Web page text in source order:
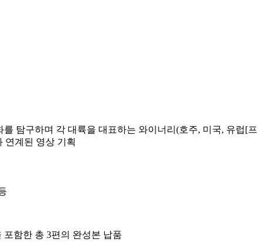
탐구하며 각 대륙을 대표하는 와이너리(호주, 미국, 유럽[프
연계된 영상 기획
함한 총 3편의 완성본 납품